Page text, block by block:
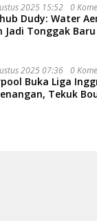
2025 15:52 0
Dudy: Water
Jadi Tonggak
2025 07:36 0
Buka Liga
Tekuk